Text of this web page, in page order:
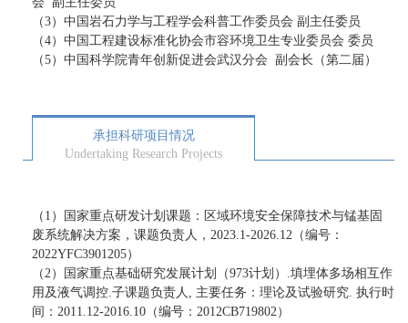
（3）中国岩石力学与工程学会科普工作委员会 副主任委员
（4）中国工程建设标准化协会市容环境卫生专业委员会 委员
（5）中国科学院青年创新促进会武汉分会 副会长（第二届）
承担科研项目情况
Undertaking Research Projects
（ 1 ）国家重点研发计划课题：区域环境安全保障技术与锰基固
废系统解决方案，课题负责人， 2023.1-2026.12 （编号：
2022YFC3901205）
（2）国家重点基础研究发展计划（973计划） .填埋体多场相互作
用及液气调控.子课题负责人 , 主要任务：理论及试验研究. 执行时
间： 2011.12-2016.10 （编号： 2012CB719802）